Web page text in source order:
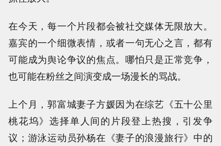
在今天，每一个片段都会被社交媒体无限放大。
嘉宾的一个细微表情，或者一句无心之言，都有
可能成为舆论争议的焦点。哪怕只是正常竞争，
也可能在粉丝之间演变成一场漫长的骂战。
上个月，郭富城妻子方媛因为在综艺《五十公里
桃花坞》选择单人间的片段登上热搜，引发争
议；游泳运动员孙杨在《妻子的浪漫旅行》中的